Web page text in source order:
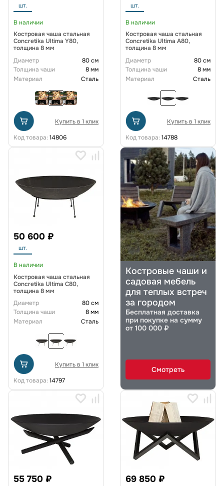
шт.
В наличии
Костровая чаша стальная
Concretika Ultima Y80,
толщина 8 мм
Диаметр
80 см
Толщина чаши
8 мм
Материал
Сталь
Купить в 1 клик
Код товара: 14806
шт.
В наличии
Костровая чаша стальная
Concretika Ultima A80,
толщина 8 мм
Диаметр
80 см
Толщина чаши
8 мм
Материал
Сталь
Купить в 1 клик
Код товара: 14788
50 600 ₽
шт.
В наличии
Костровая чаша стальная
Concretika Ultima C80,
толщина 8 мм
Диаметр
80 см
Толщина чаши
8 мм
Материал
Сталь
Купить в 1 клик
Код товара: 14797
Костровые чаши и
садовая мебель
для теплых встреч
за городом
Бесплатная доставка
при покупке на сумму
от 100 000 ₽
Смотреть
55 750 ₽ 69 850 ₽